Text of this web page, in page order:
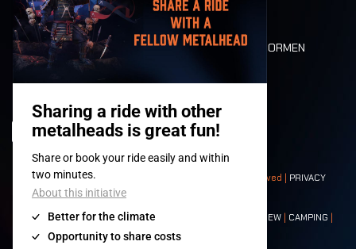
PLATTEGROND
DEATH RIDE
WAARDEN EN NORMEN
HISTORIEK
© 2008-2026- Apache Productions VZW – All rights reserved | PRIVACY
POLICY|ALGEMENE VOORWAARDEN
Contact:GENERAL| PARTNERSHIPS CREW | CAMPING |
NEIGHBOURS